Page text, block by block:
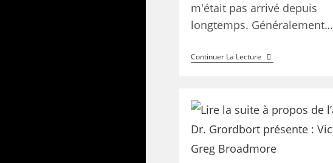
m'était pas arrivé depuis
longtemps. Généralement…
Continuer La Lecture